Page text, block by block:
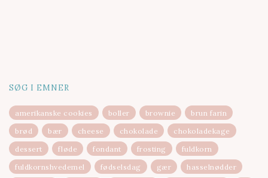
SØG I EMNER
amerikanske cookies boller brownie
brun farin
brød
bær cheese chokolade
chokoladekage
dessert
fløde fondant frosting
fuldkorn
fuldkornshvedemel
fødselsdag gær
hasselnødder